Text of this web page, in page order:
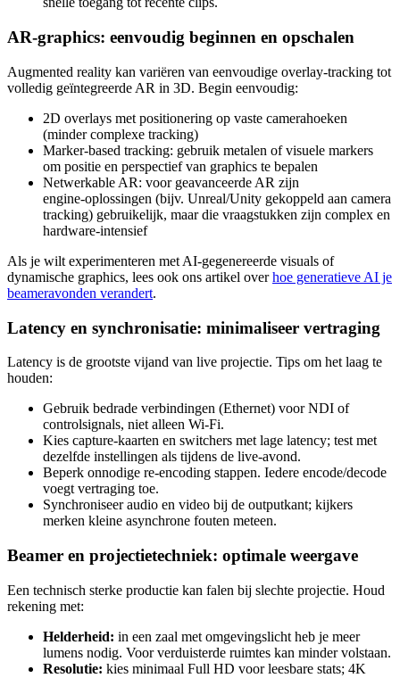
AR‑graphics: eenvoudig beginnen en opschalen
Augmented reality kan variëren van eenvoudige overlay‑tracking tot
volledig geïntegreerde AR in 3D. Begin eenvoudig:
2D overlays met positionering op vaste camerahoeken
(minder complexe tracking)
Marker‑based tracking: gebruik metalen of visuele markers
om positie en perspectief van graphics te bepalen
Netwerkable AR: voor geavanceerde AR zijn
engine‑oplossingen (bijv. Unreal/Unity gekoppeld aan camera
tracking) gebruikelijk, maar die vraagstukken zijn complex en
hardware‑intensief
Als je wilt experimenteren met AI‑gegenereerde visuals of
dynamische graphics, lees ook ons artikel overhoe generatieve AI je
beameravonden verandert.
Latency en synchronisatie: minimaliseer vertraging
Latency is de grootste vijand van live projectie. Tips om het laag te
houden:
Gebruik bedrade verbindingen (Ethernet) voor NDI of
controlsignals, niet alleen Wi‑Fi.
Kies capture‑kaarten en switchers met lage latency; test met
dezelfde instellingen als tijdens de live‑avond.
Beperk onnodige re‑encoding stappen. Iedere encode/decode
voegt vertraging toe.
Synchroniseer audio en video bij de outputkant; kijkers
merken kleine asynchrone fouten meteen.
Beamer en projectietechniek: optimale weergave
Een technisch sterke productie kan falen bij slechte projectie. Houd
rekening met:
Helderheid: in een zaal met omgevingslicht heb je meer
lumens nodig. Voor verduisterde ruimtes kan minder volstaan.
Resolutie: kies minimaal Full HD voor leesbare stats; 4K